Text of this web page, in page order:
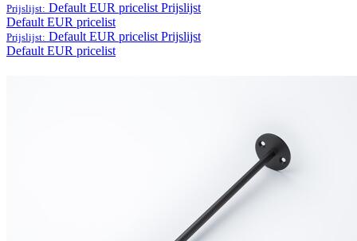
Prijslijst: Default EUR pricelist Prijslijst
Default EUR pricelist
Prijslijst: Default EUR pricelist Prijslijst
Default EUR pricelist